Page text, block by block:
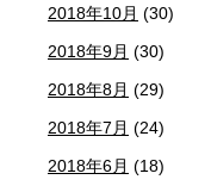
2018年10月 (30)
2018年9月 (30)
2018年8月 (29)
2018年7月 (24)
2018年6月 (18)